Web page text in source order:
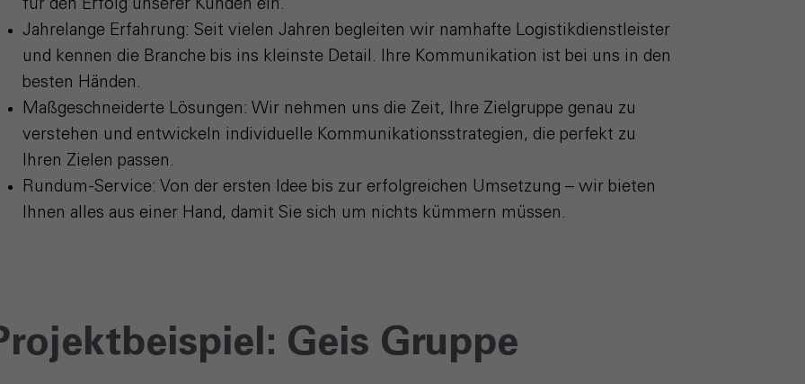
für den Erfolg unserer Kunden ein.
Jahrelange Erfahrung: Seit vielen Jahren begleiten wir namhafte Logistikdienstleister
und kennen die Branche bis ins kleinste Detail. Ihre Kommunikation ist bei uns in den
besten Händen.
Maßgeschneiderte Lösungen : Wir nehmen uns die Zeit, Ihre Zielgruppe genau zu
verstehen und entwickeln individuelle Kommunikationsstrategien, die perfekt zu
Ihren Zielen passen.
Rundum-Service: Von der ersten Idee bis zur erfolgreichen Umsetzung – wir bieten
Ihnen alles aus einer Hand, damit Sie sich um nichts kümmern müssen.
Geis Gruppe